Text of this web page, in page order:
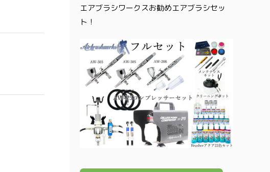
エアブラシワークスお勧めエアブラシセッ
ト！